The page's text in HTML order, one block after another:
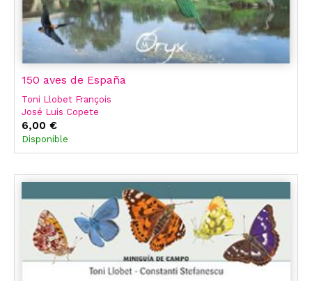
150 aves de España
Toni Llobet François
José Luis Copete
6,00 €
Disponible